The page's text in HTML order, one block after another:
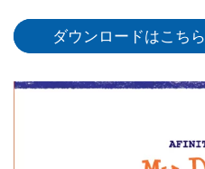
ダウンロードはこちら